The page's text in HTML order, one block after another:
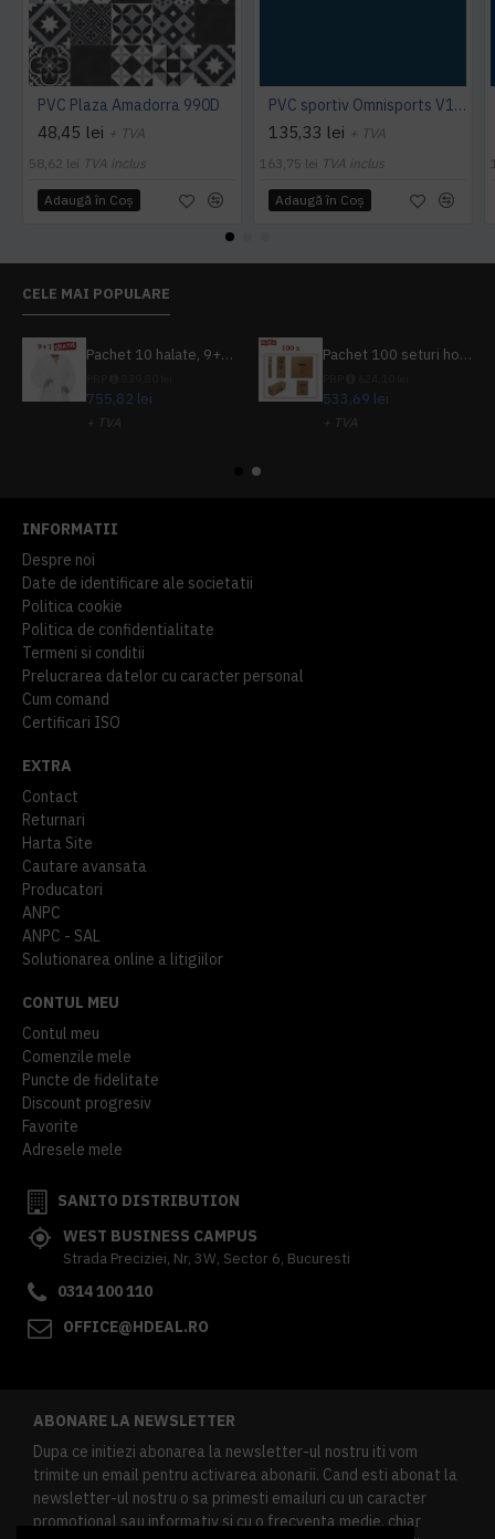
PVC Plaza Amadorra 990D
48,45 lei + TVA
58,62 lei TVA inclus
Adaugă în Coş
PVC sportiv Omnisports V120 albastru Night Blue
135,33 lei + TVA
163,75 lei TVA inclus
Adaugă în Coş
CELE MAI POPULARE
Pachet 10 halate, 9+1 gratuit
755,82 lei
+ TVA
Pachet 100 seturi hoteliere, set dentar, set barbierit, casca de dus, pila unghii, set cusut
533,69 lei
+ TVA
INFORMATII
Despre noi
Date de identificare ale societatii
Politica cookie
Politica de confidentialitate
Termeni si conditii
Prelucrarea datelor cu caracter personal
Cum comand
Certificari ISO
EXTRA
Contact
Returnari
Harta Site
Cautare avansata
Producatori
ANPC
ANPC - SAL
Solutionarea online a litigiilor
CONTUL MEU
Contul meu
Comenzile mele
Puncte de fidelitate
Discount progresiv
Favorite
Adresele mele
SANITO DISTRIBUTION
WEST BUSINESS CAMPUS
Strada Preciziei, Nr, 3W, Sector 6, Bucuresti
0314 100 110
OFFICE@HDEAL.RO
ABONARE LA NEWSLETTER
Dupa ce initiezi abonarea la newsletter-ul nostru iti vom
trimite un email pentru activarea abonarii. Cand esti abonat la
newsletter-ul nostru o sa primesti emailuri cu un caracter
promotional sau informativ si cu o frecventa medie, chiar